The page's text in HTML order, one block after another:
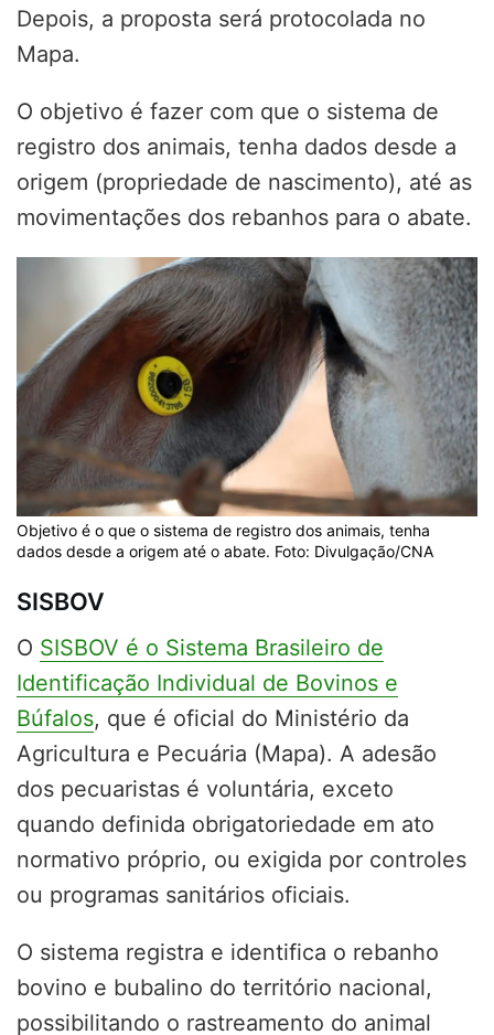
Depois, a proposta será protocolada no
Mapa.
O objetivo é fazer com que o sistema de
registro dos animais, tenha dados desde a
origem (propriedade de nascimento), até as
movimentações dos rebanhos para o abate.
Objetivo é o que o sistema de registro dos animais, tenha
dados desde a origem até o abate. Foto: Divulgação/CNA
SISBOV
O SISBOV é o Sistema Brasileiro de
Identificação Individual de Bovinos e
Búfalos, que é oficial do Ministério da
Agricultura e Pecuária (Mapa). A adesão
dos pecuaristas é voluntária, exceto
quando definida obrigatoriedade em ato
normativo próprio, ou exigida por controles
ou programas sanitários oficiais.
O sistema registra e identifica o rebanho
bovino e bubalino do território nacional,
possibilitando o rastreamento do animal